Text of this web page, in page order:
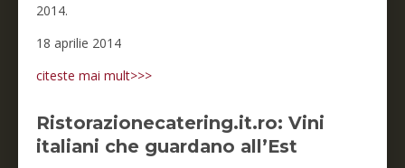
2014.
18 aprilie 2014
citeste mai mult>>>
Ristorazionecatering.it.ro: Vini
italiani che guardano all’Est